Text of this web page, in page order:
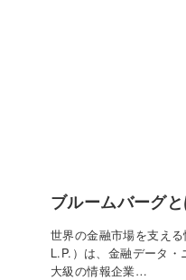
ブルームバーグ
世界の金融市場を支え
L.P.）は、金融データ
大級の情報企業…